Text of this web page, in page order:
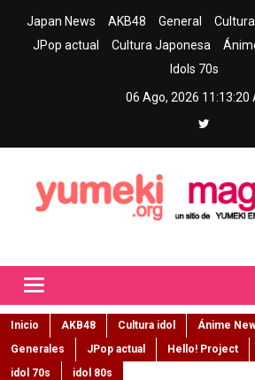
Japan News AKB48 General Cultura
JPop actual
Cultura Japonesa
Idols 70s
06 Ago, 2026 11:13:21
Inicio AKB48 Cultura idol Ánime
Generales
JPop actual Hello! Project
idol 70s
idol 80s